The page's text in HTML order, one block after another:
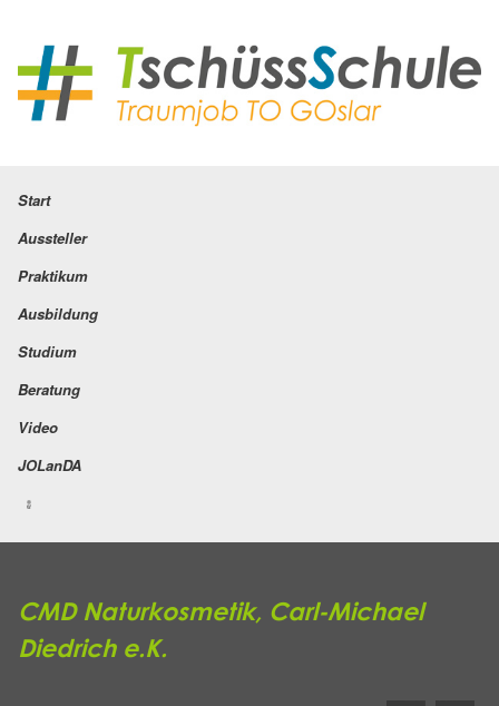
Start
Aussteller
Praktikum
Ausbildung
Studium
Beratung
Video
JOLanDA
CMD Naturkosmetik, Carl-Michael
Diedrich e.K.